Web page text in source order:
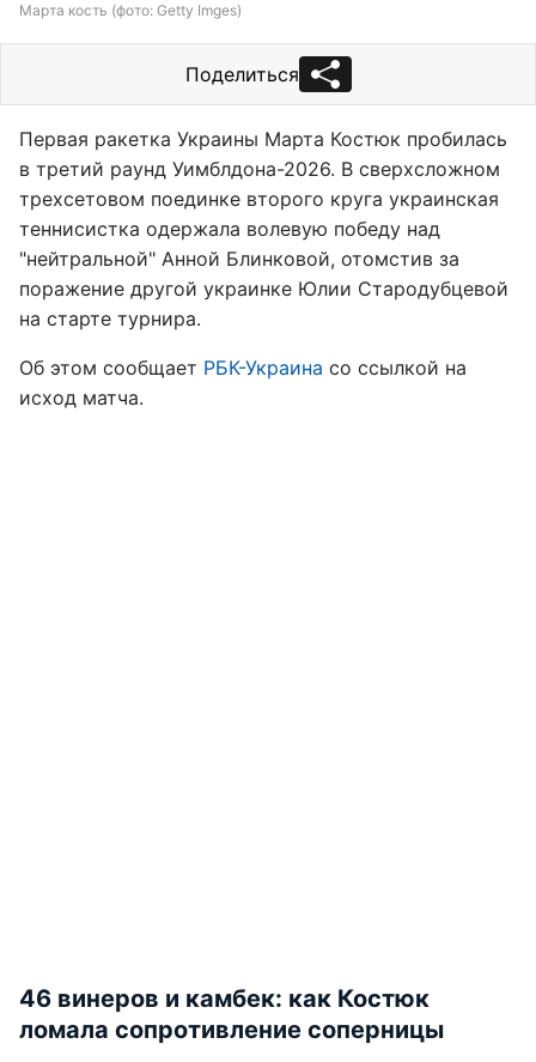
Марта кость (фото: Getty Imges)
Поделиться
Первая ракетка Украины Марта Костюк пробилась
в третий раунд Уимблдона-2026. В сверхсложном
трехсетовом поединке второго круга украинская
теннисистка одержала волевую победу над
"нейтральной" Анной Блинковой, отомстив за
поражение другой украинке Юлии Стародубцевой
на старте турнира.
Об этом сообщает РБК-Украина со ссылкой на
исход матча.
46 винеров и камбек: как Костюк
ломала сопротивление соперницы